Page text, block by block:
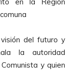
del futuro y
la autoridad
y quien